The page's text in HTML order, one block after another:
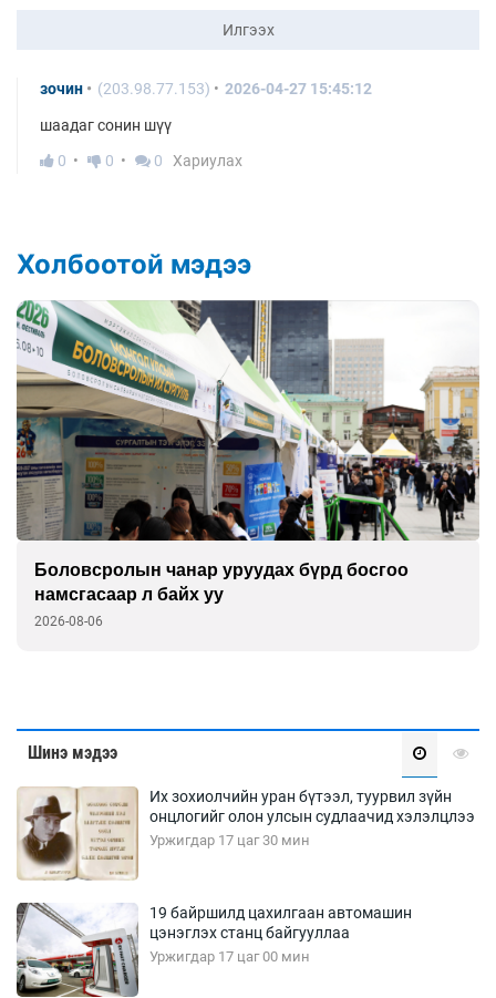
Илгээх
зочин (203.98.77.153) 2026-04-27 15:45:12
шаадаг сонин шүү
0
0 0 Хариулах
Холбоотой мэдээ
Боловсролын чанар уруудах бүрд босгоо
намсгасаар л байх уу
2026-08-06
Шинэ мэдээ
Их зохиолчийн уран бүтээл, туурвил зүйн
онцлогийг олон улсын судлаачид хэлэлцлээ
Уржигдар 17 цаг 30 мин
19 байршилд цахилгаан автомашин
цэнэглэх станц байгууллаа
Уржигдар 17 цаг 00 мин